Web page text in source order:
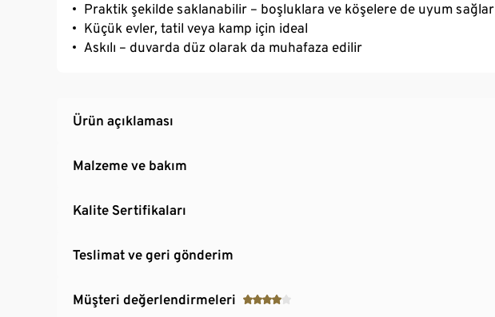
Praktik şekilde saklanabilir – boşluklara ve köşelere de uyum sağlar
Küçük evler, tatil veya kamp için ideal
Askılı – duvarda düz olarak da muhafaza edilir
Ürün açıklaması
Malzeme ve bakım
Kalite Sertifikaları
Teslimat ve geri gönderim
Müşteri değerlendirmeleri